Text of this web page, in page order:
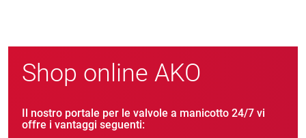
Shop online AKO
Il nostro portale per le valvole a manicotto 24/7 vi
offre i vantaggi seguenti: